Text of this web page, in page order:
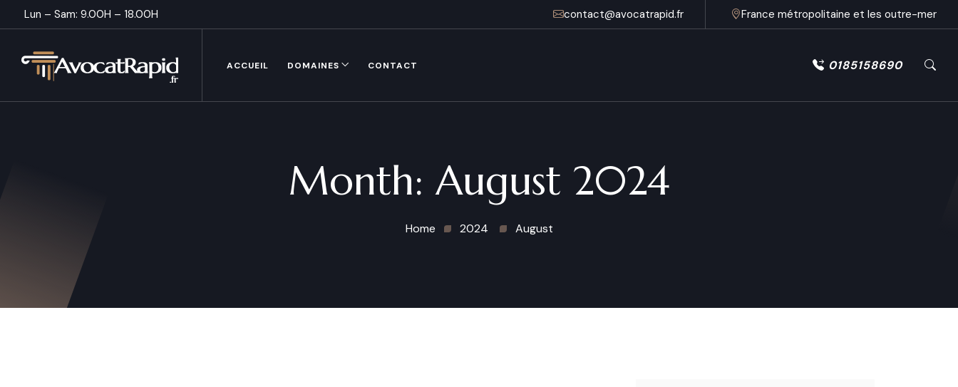
Lun – Sam: 9.00H – 18.00H contact@avocatrapid.fr France métropolitaine et les outre-mer
ACCUEIL DOMAINES CONTACT 0185158690
Month:August 2024
Home 2024 August